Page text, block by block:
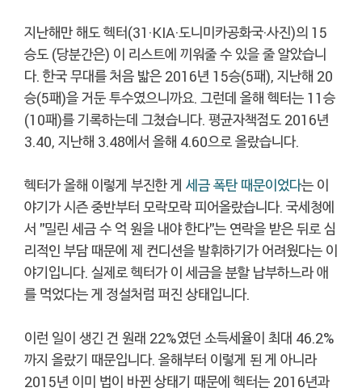
지난해만 해도 헥터(31·KIA·도니미카공화국·사진)의 15
승도 (당분간은) 이 리스트에 끼워줄 수 있을 줄 알았습니
다. 한국 무대를 처음 밟은 2016년 15승(5패), 지난해 20
승(5패)을 거둔 투수였으니까요. 그런데 올해 헥터는 11승
(10패)를 기록하는데 그쳤습니다. 평균자책점도 2016년
3.40, 지난해 3.48에서 올해 4.60으로 올랐습니다.
헥터가 올해 이렇게 부진한 게 세금 폭탄 때문이었다는 이
야기가 시즌 중반부터 모락모락 피어올랐습니다. 국세청에
서 "밀린 세금 수 억 원을 내야 한다"는 연락을 받은 뒤로 심
리적인 부담 때문에 제 컨디션을 발휘하기가 어려웠다는 이
야기입니다. 실제로 헥터가 이 세금을 분할 납부하느라 애
를 먹었다는 게 정설처럼 퍼진 상태입니다.
이런 일이 생긴 건 원래 22%였던 소득세율이 최대 46.2%
까지 올랐기 때문입니다. 올해부터 이렇게 된 게 아니라
2015년 이미 법이 바뀐 상태기 때문에 헥터는 2016년과